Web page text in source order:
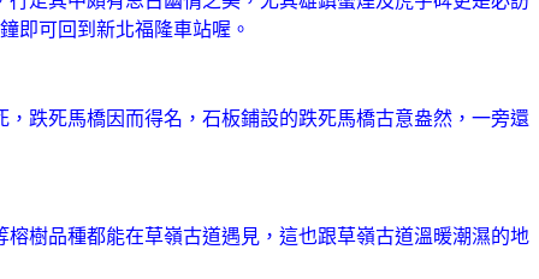
即可回到新北福隆車站喔。
跌死馬橋因而得名，石板鋪設的跌死馬橋古意盎然，一旁還
榕樹品種都能在草嶺古道遇見，這也跟草嶺古道溫暖潮濕的地